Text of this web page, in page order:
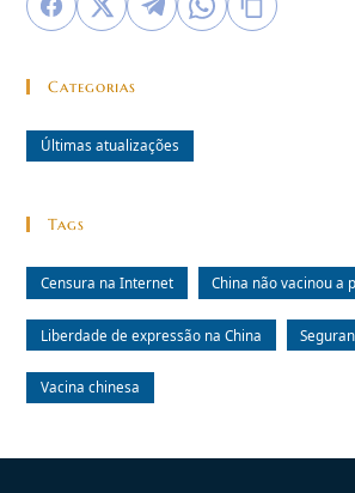
Categorias
Últimas atualizações
Tags
Censura na Internet China não vacinou a
Liberdade de expressão na China
Vacina chinesa